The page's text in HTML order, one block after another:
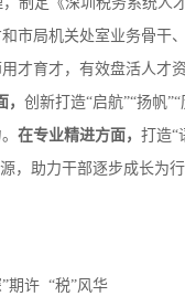
市局机关处室业务骨干
才育才，有效盘活人才资
创新打造“启航”“扬帆
在专业精进方面， 打造“
，助力干部逐步成长为行
期许 “税”风华